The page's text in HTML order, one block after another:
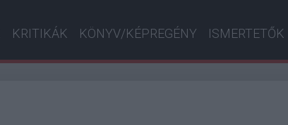
KRITIKÁK KÖNYV/KÉPREGÉNY ISMERTETŐK